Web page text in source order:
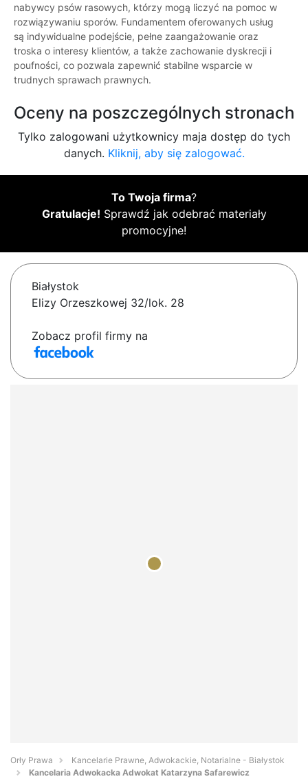
nabywcy psów rasowych, którzy mogą liczyć na pomoc w
rozwiązywaniu sporów. Fundamentem oferowanych usług
są indywidualne podejście, pełne zaangażowanie oraz
troska o interesy klientów, a także zachowanie dyskrecji i
poufności, co pozwala zapewnić stabilne wsparcie w
trudnych sprawach prawnych.
Oceny na poszczególnych stronach
Tylko zalogowani użytkownicy maja dostęp do tych
danych. Kliknij, aby się zalogować.
To Twoja firma?
Gratulacje! Sprawdź jak odebrać materiały
promocyjne!
Białystok
Elizy Orzeszkowej 32/lok. 28
Zobacz profil firmy na
Orły Prawa
Kancelarie Prawne, Adwokackie, Notarialne - Białystok
Kancelaria Adwokacka Adwokat Katarzyna Safarewicz